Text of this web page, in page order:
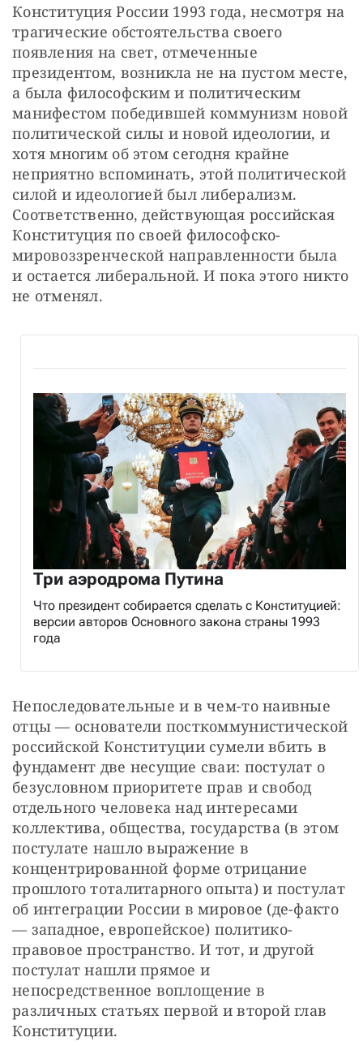
Конституция России 1993 года, несмотря на
трагические обстоятельства своего
появления на свет, отмеченные
президентом, возникла не на пустом месте,
а была философским и политическим
манифестом победившей коммунизм новой
политической силы и новой идеологии, и
хотя многим об этом сегодня крайне
неприятно вспоминать, этой политической
силой и идеологией был либерализм.
Соответственно, действующая российская
Конституция по своей философско-
мировоззренческой направленности была
и остается либеральной. И пока этого никто
не отменял.
Три аэродрома Путина
Что президент собирается сделать с Конституцией:
версии авторов Основного закона страны 1993
года
Непоследовательные и в чем-то наивные
отцы — основатели посткоммунистической
российской Конституции сумели вбить в
фундамент две несущие сваи: постулат о
безусловном приоритете прав и свобод
отдельного человека над интересами
коллектива, общества, государства (в этом
постулате нашло выражение в
концентрированной форме отрицание
прошлого тоталитарного опыта) и постулат
об интеграции России в мировое (де-факто
— западное, европейское) политико-
правовое пространство. И тот, и другой
постулат нашли прямое и
непосредственное воплощение в
различных статьях первой и второй глав
Конституции.